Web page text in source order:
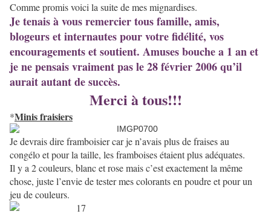
Comme promis voici la suite de mes mignardises.
Je tenais à vous remercier tous famille, amis,
blogeurs et internautes pour votre fidélité, vos
encouragements et soutient. Amuses bouche a 1 an et
je ne pensais vraiment pas le 28 février 2006 qu’il
aurait autant de succès.
Merci à tous!!!
*Minis fraisiers
Je devrais dire framboisier car je n’avais plus de fraises au
congélo et pour la taille, les framboises étaient plus adéquates.
Il y a 2 couleurs, blanc et rose mais c’est exactement la même
chose, juste l’envie de tester mes colorants en poudre et pour un
jeu de couleurs.